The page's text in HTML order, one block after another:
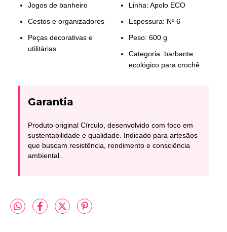
Jogos de banheiro
Cestos e organizadores
Peças decorativas e
utilitárias
Linha: Apolo ECO
Espessura: Nº 6
Peso: 600 g
Categoria: barbante
ecológico para crochê
Garantia
Produto original Círculo, desenvolvido com foco em
sustentabilidade e qualidade. Indicado para artesãos
que buscam resistência, rendimento e consciência
ambiental.